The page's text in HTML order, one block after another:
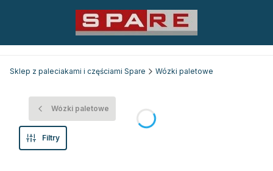
Sklep z paleciakami i częściami Spare Wózki paletowe
Wózki paletowe
Filtry